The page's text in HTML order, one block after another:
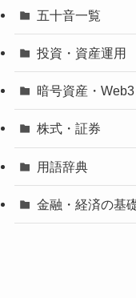
五十音一覧
投資・資産運用
暗号資産・Web3
株式・証券
用語辞典
金融・経済の基